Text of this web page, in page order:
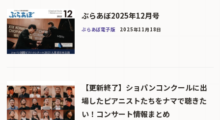
ぶらあぼ2025年12月号
ぶらあぼ電子版 2025年11月18日
【更新終了】ショパンコンクールに出
場したピアニストたちをナマで聴きた
い！コンサート情報まとめ